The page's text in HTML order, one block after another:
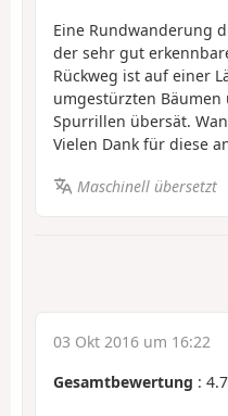
Eine Rundwanderung
der sehr gut
Rückweg ist auf einer
umgestürzten
Spurrillen übersät.
Vielen Dank für diese
Maschinell übersetzt
03 Okt 2016 um 16:22
Gesamtbewertung : 4.7